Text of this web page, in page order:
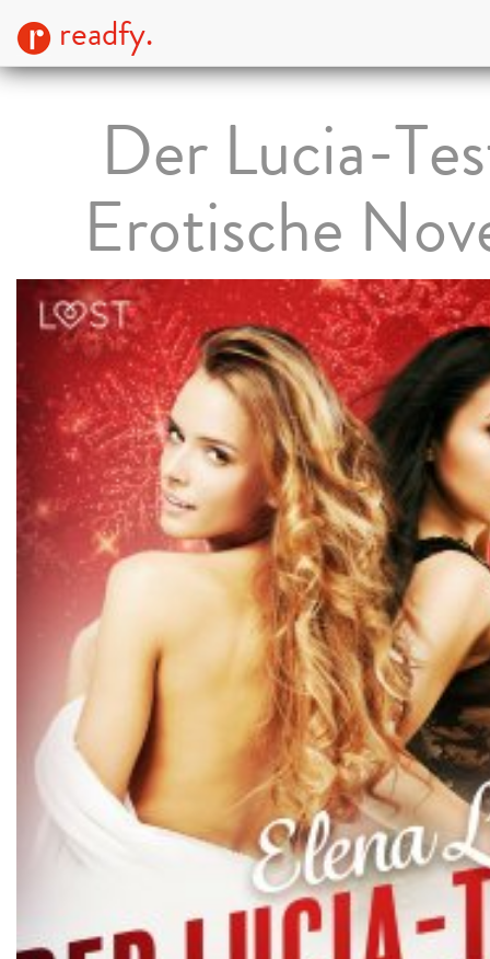
readfy.
Der Lucia-
Erotische